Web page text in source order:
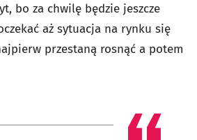
bo za chwilę będzie jeszcze
aż sytuacja na rynku się
przestaną rosnąć a potem